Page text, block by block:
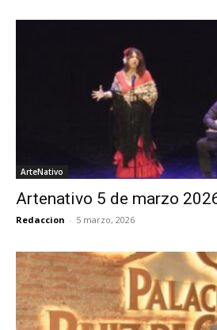
ArteNativo
Artenativo 5 de marzo
Redaccion - 5 marzo, 2026